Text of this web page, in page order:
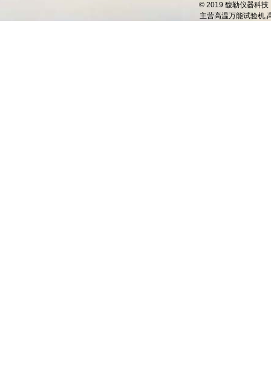
© 2019 馥勒仪器科技
主营高温万能试验机,